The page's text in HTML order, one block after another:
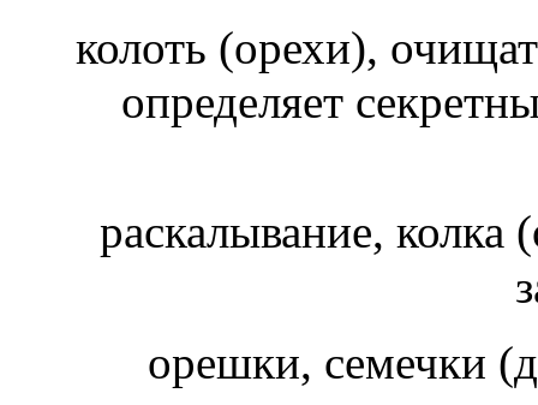
колоть (орехи),
определяет
раскалывание,
орешки, семечки